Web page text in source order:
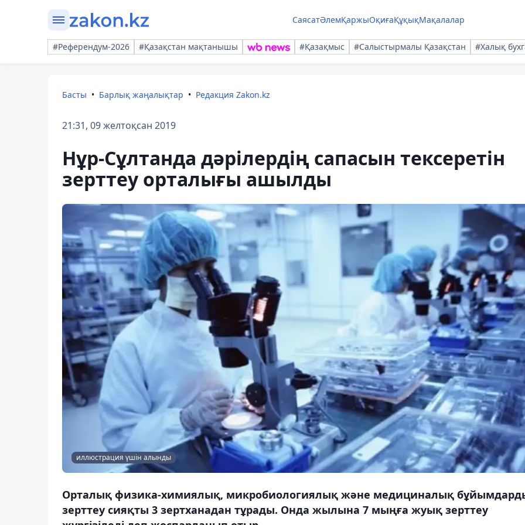
СаясатӘлемҚаржыОқиғаҚұқықМақалалар
#Референдум-2026 #Қазақстан мақтанышы #Қазақмыс #Салыстырмалы Қазақстан #Халық
Басты Барлық жаңалықтар Редакция Zakon.kz
21:31, 09 желтоқсан 2019
Нұр-Сұлтанда дәрілердің сапасын тексеретін
зерттеу орталығы ашылды
иллюстрация үшін алынды
Орталық физика-химиялық, микробиологиялық және медициналық
зерттеу сияқты 3 зертханадан тұрады. Онда жылына 7 мыңға жуық зерттеу